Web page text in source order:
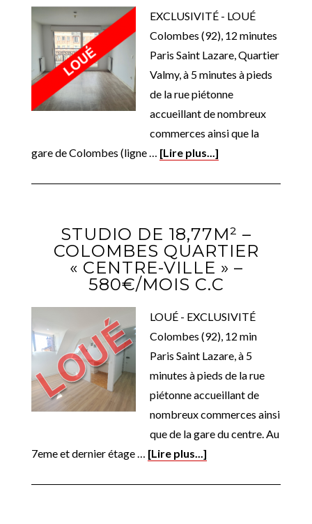
EXCLUSIVITÉ - LOUÉ
Colombes (92), 12 minutes
Paris Saint Lazare, Quartier
Valmy, à 5 minutes à pieds
de la rue piétonne
accueillant de nombreux
commerces ainsi que la
gare de Colombes (ligne … [Lire plus...]
STUDIO DE 18,77M² –
COLOMBES QUARTIER
« CENTRE-VILLE » –
580€/MOIS C.C
LOUÉ - EXCLUSIVITÉ
Colombes (92), 12 min
Paris Saint Lazare, à 5
minutes à pieds de la rue
piétonne accueillant de
nombreux commerces ainsi
que de la gare du centre. Au
7eme et dernier étage … [Lire plus...]